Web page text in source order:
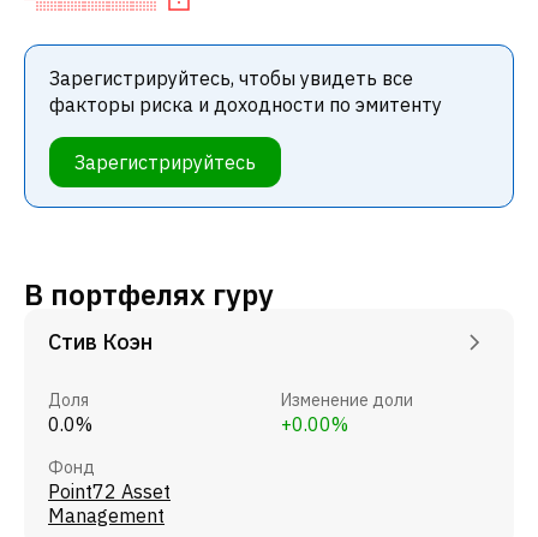
Зарегистрируйтесь, чтобы увидеть все
факторы риска и доходности по эмитенту
Зарегистрируйтесь
В портфелях гуру
Стив Коэн
Доля
0.0%
Изменение доли
+0.00%
Фонд
Point72 Asset
Management